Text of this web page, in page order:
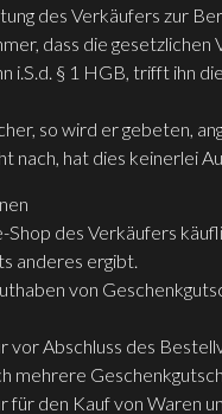
des Verkäufers zur
dass die
i.S.d. § 1 HGB, trifft ihn
so wird er gebeten,
nach, hat dies keinerlei
des Verkäufers
anderes ergibt.
von
vor Abschluss des
mehrere
für den Kauf von Waren